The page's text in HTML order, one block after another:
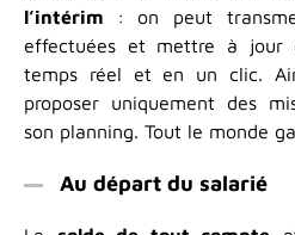
l’intérim
: on peut
effectuées et mettre à jour
temps réel et en un clic.
proposer uniquement des
son planning. Tout le monde
Au départ du salarié